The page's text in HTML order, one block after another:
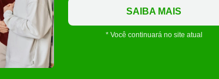
SAIBA MAIS
* Você continuará no site atual